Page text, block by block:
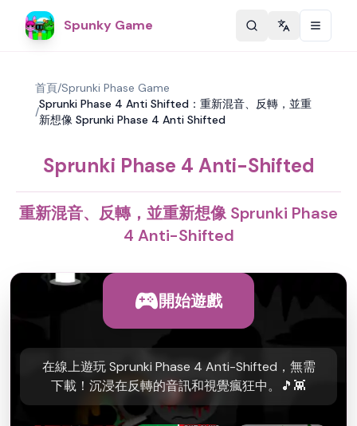
Spunky Game Change
首頁/Sprunki Phase Game
/
Sprunki Phase 4 Anti Shifted：重新混音、反轉，並重
新想像 Sprunki Phase 4 Anti Shifted
Sprunki Phase 4 Anti-Shifted
重新混音、反轉，並重新想像 Sprunki Phase
4 Anti-Shifted
開始遊戲
在線上遊玩 Sprunki Phase 4 Anti-Shifted，無需
下載！沉浸在反轉的音訊和視覺瘋狂中。🎵👾